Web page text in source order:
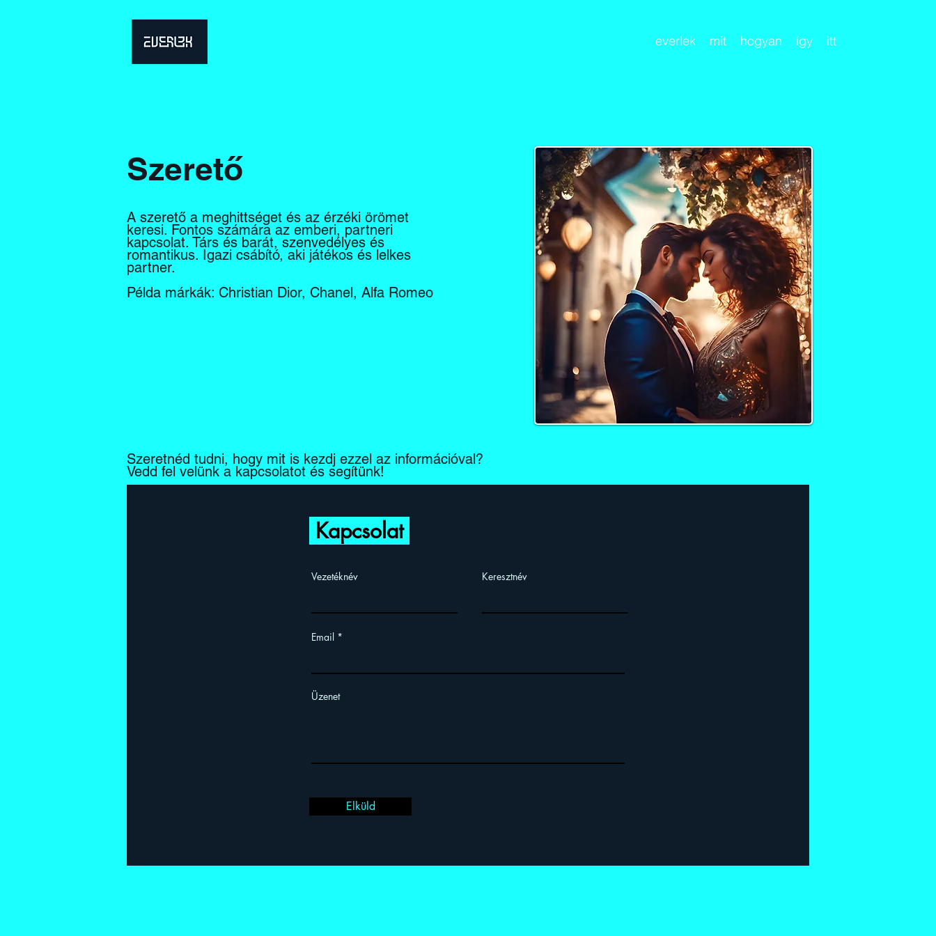
everlek mit hogyan így itt
Szerető
A szerető a meghittséget és az érzéki örömet
keresi. Fontos számára az emberi, partneri
kapcsolat. Társ és barát, szenvedélyes és
romantikus. Igazi csábító, aki játékos és lelkes
partner.
Példa márkák: Christian Dior, Chanel, Alfa Romeo
Szeretnéd tudni, hogy mit is kezdj ezzel az információval?
Vedd fel velünk a kapcsolatot és segítünk!
Kapcsolat
Vezetéknév Keresztnév
Email
Üzenet
Elküld